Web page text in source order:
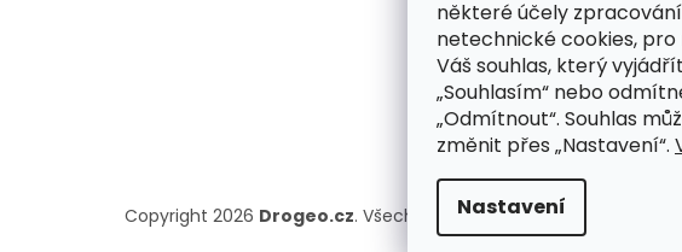
některé účely
netechnické cookies, pro
Váš souhlas, který
„Souhlasím“ nebo
„Odmítnout“. Souhlas
změnit přes „Nastavení“.
Nastavení
6:00)
drogeocz
drogeo_online_droge
rie
Copyright 2026 Drogeo.cz. Všechna práva vyhrazena.